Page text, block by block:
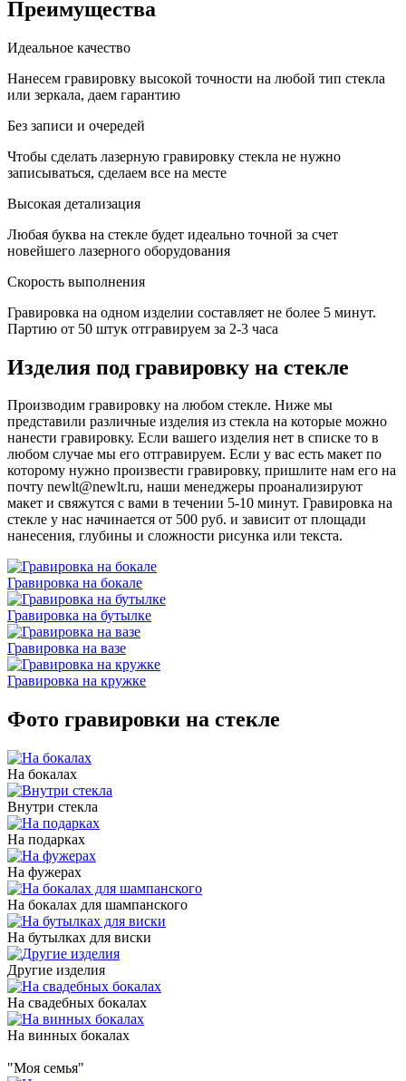
Преимущества
Идеальное качество
Нанесем гравировку высокой точности на любой тип стекла
или зеркала, даем гарантию
Без записи и очередей
Чтобы сделать лазерную гравировку стекла не нужно
записываться, сделаем все на месте
Высокая детализация
Любая буква на стекле будет идеально точной за счет
новейшего лазерного оборудования
Скорость выполнения
Гравировка на одном изделии составляет не более 5 минут.
Партию от 50 штук отгравируем за 2-3 часа
Изделия под гравировку на стекле
Производим гравировку на любом стекле. Ниже мы
представили различные изделия из стекла на которые можно
нанести гравировку. Если вашего изделия нет в списке то в
любом случае мы его отгравируем. Если у вас есть макет по
которому нужно произвести гравировку, пришлите нам его на
почту newlt@newlt.ru, наши менеджеры проанализируют
макет и свяжутся с вами в течении 5-10 минут. Гравировка на
стекле у нас начинается от 500 руб. и зависит от площади
нанесения, глубины и сложности рисунка или текста.
Гравировка на бокале
Гравировка на бутылке
Гравировка на вазе
Гравировка на кружке
Фото гравировки на стекле
На бокалах
Внутри стекла
На подарках
На фужерах
На бокалах для шампанского
На бутылках для виски
Другие изделия
На свадебных бокалах
На винных бокалах
"Моя семья"